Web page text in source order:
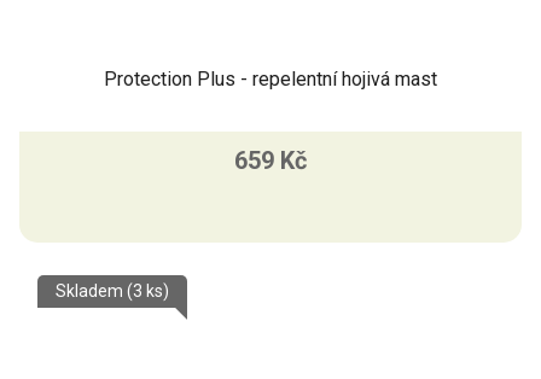
Protection Plus - repelentní hojivá mast
659 Kč
Skladem (3 ks)